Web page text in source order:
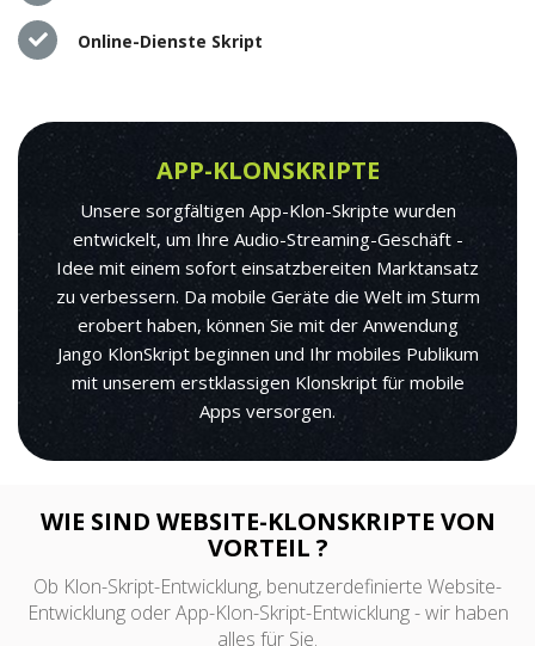
Online-Dienste Skript
APP-KLONSKRIPTE
Unsere sorgfältigen App-Klon-Skripte wurden
entwickelt, um Ihre Audio-Streaming-Geschäft -
Idee mit einem sofort einsatzbereiten Marktansatz
zu verbessern. Da mobile Geräte die Welt im Sturm
erobert haben, können Sie mit der Anwendung
Jango KlonSkript beginnen und Ihr mobiles Publikum
mit unserem erstklassigen Klonskript für mobile
Apps versorgen.
WIE SIND WEBSITE-KLONSKRIPTE VON
VORTEIL ?
Ob Klon-Skript-Entwicklung, benutzerdefinierte Website-
Entwicklung oder App-Klon-Skript-Entwicklung - wir haben
alles für Sie.